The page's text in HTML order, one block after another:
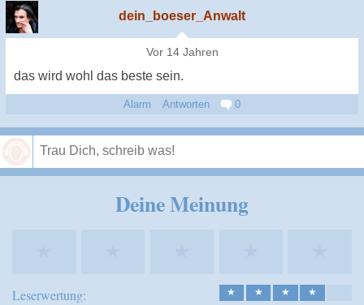
dein_boeser_Anwalt
Vor 14 Jahren
das wird wohl das beste sein.
Alarm Antworten 0
Deine Meinung
Leserwertung: ★ ★ ★ ★